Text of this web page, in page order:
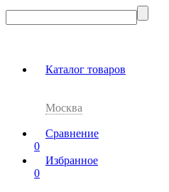
Каталог товаров
Москва
Сравнение
0
Избранное
0